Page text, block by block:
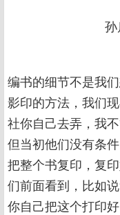
孙
编书的细节不是我
影印的方法，我们
社你自己去弄，我
但当初他们没有条
把整个书复印，复
们前面看到，比如
你自己把这个打印